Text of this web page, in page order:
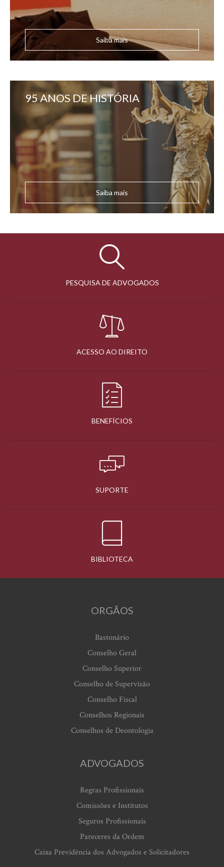
Saiba mais
95 ANOS DE HISTÓRIA
Saiba mais
PESQUISA DE ADVOGADOS
ACESSO AO DIREITO
BENEFÍCIOS
SUPORTE
BIBLIOTECA
ORGÃOS
Bastonário
Conselho Geral
Conselho Superior
Conselho de Supervisão
Conselho Fiscal
Conselhos Regionais
Conselhos de Deontologia
ADVOGADOS
Regras Profissionais
Comissões e Institutos
Seguros Profissionais
Pareceres da Ordem
Caixa Previdência dos Advogados e Solicitadores